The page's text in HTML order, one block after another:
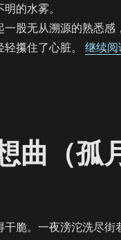
的水雾。
无从溯源的熟悉感
攥住了心脏。 继续阅
曲（孤
。一夜滂沱洗尽街